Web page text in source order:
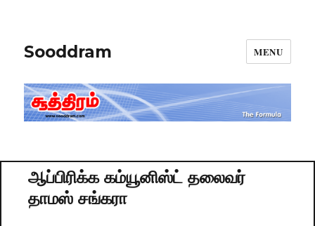
Sooddram MENU
ஆப்பிரிக்க கம்யூனிஸ்ட் தலைவர்
தாமஸ் சங்கரா